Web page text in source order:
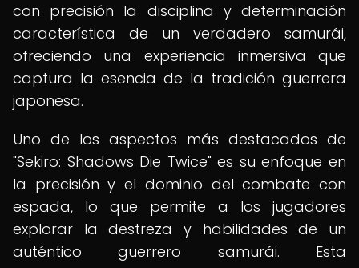
con precisión la disciplina y determinación
característica de un verdadero samurái,
ofreciendo una experiencia inmersiva que
captura la esencia de la tradición guerrera
japonesa.
Uno de los aspectos más destacados de
"Sekiro: Shadows Die Twice" es su enfoque en
la precisión y el dominio del combate con
espada, lo que permite a los jugadores
explorar la destreza y habilidades de un
auténtico guerrero samurái. Esta